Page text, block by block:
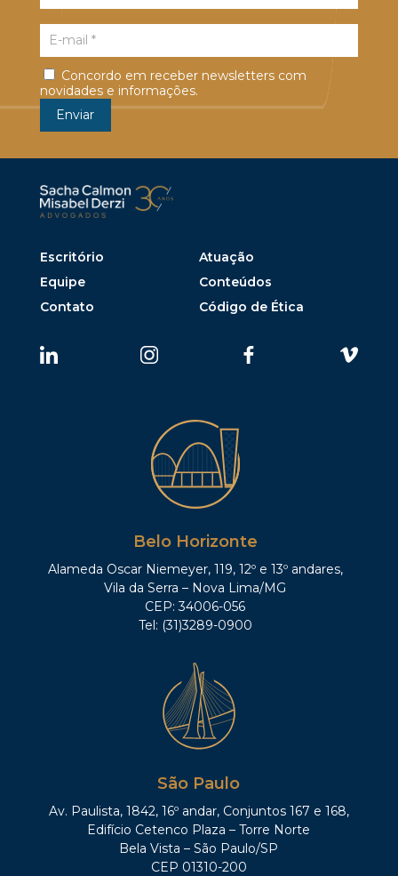
Concordo em receber newsletters com
novidades e informações.
Escritório
Atuação
Equipe
Conteúdos
Contato
Código de Ética
Belo Horizonte
Alameda Oscar Niemeyer, 119, 12º e 13º andares,
Vila da Serra – Nova Lima/MG
CEP: 34006-056
Tel: (31)3289-0900
São Paulo
Av. Paulista, 1842, 16º andar, Conjuntos 167 e 168,
Edifício Cetenco Plaza – Torre Norte
Bela Vista – São Paulo/SP
CEP 01310-200